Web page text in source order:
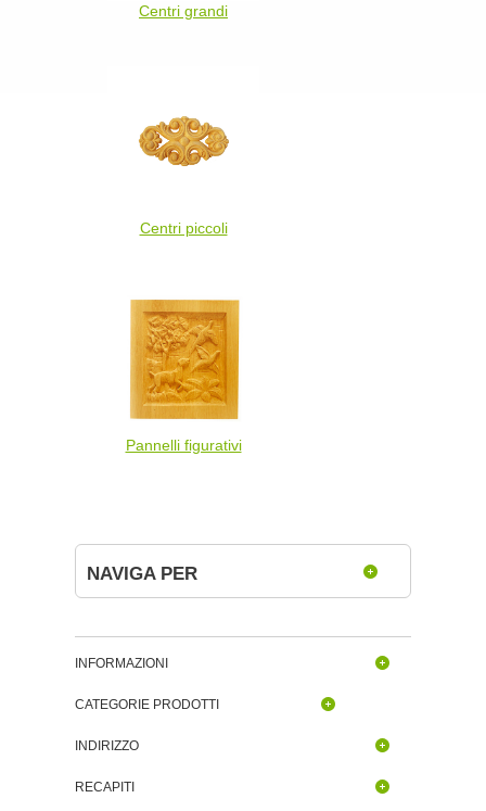
Centri grandi
Centri piccoli
Pannelli figurativi
NAVIGA PER
INFORMAZIONI
CATEGORIE PRODOTTI
INDIRIZZO
RECAPITI